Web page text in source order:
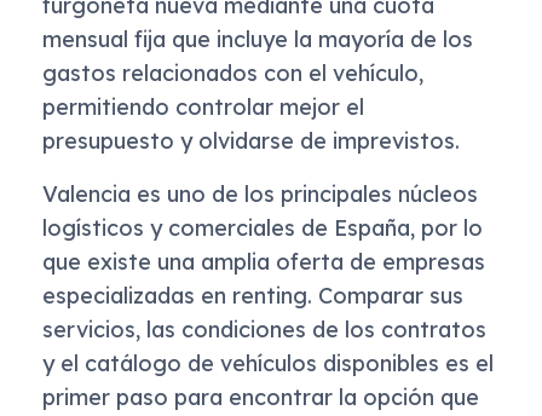
mensual fija que incluye la mayoría de los
gastos relacionados con el vehículo,
permitiendo controlar mejor el
presupuesto y olvidarse de imprevistos.
Valencia es uno de los principales núcleos
logísticos y comerciales de España, por lo
que existe una amplia oferta de empresas
especializadas en renting. Comparar sus
servicios, las condiciones de los contratos
y el catálogo de vehículos disponibles es el
primer paso para encontrar la opción que